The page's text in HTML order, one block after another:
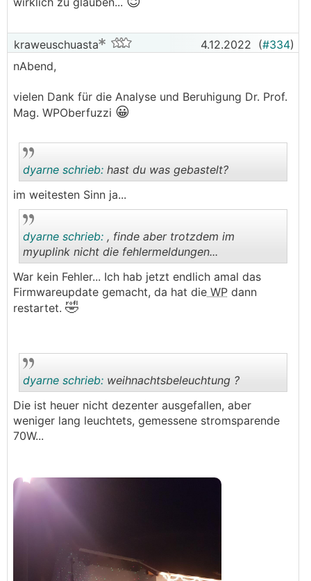
kraweuschuasta 4.12.2022 (#334)
nAbend,
vielen Dank für die Analyse und Beruhigung Dr. Prof.
Mag. WPOberfuzzi 😀
dyarne schrieb: hast du was gebastelt?
im weitesten Sinn ja...
..
dyarne schrieb: , finde aber trotzdem im
myuplink nicht die fehlermeldungen...
War kein Fehler... Ich hab jetzt endlich amal das
Firmwareupdate gemacht, da hat die WP dann
restartet. 🤣
dyarne schrieb: weihnachtsbeleuchtung ?
Die ist heuer nicht dezenter ausgefallen, aber
weniger lang leuchtets, gemessene stromsparende
70W...